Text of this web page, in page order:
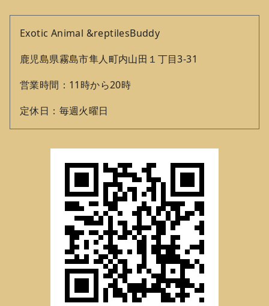
Exotic Animal &reptilesBuddy
鹿児島県霧島市隼人町内山田１丁目3‐31
営業時間：11時から20時
定休日：毎週火曜日